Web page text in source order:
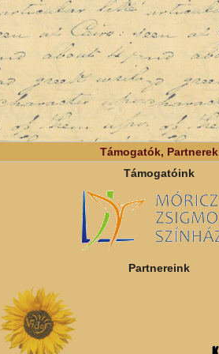
Támogatók, Partnerek
Támogatóink
Partnereink